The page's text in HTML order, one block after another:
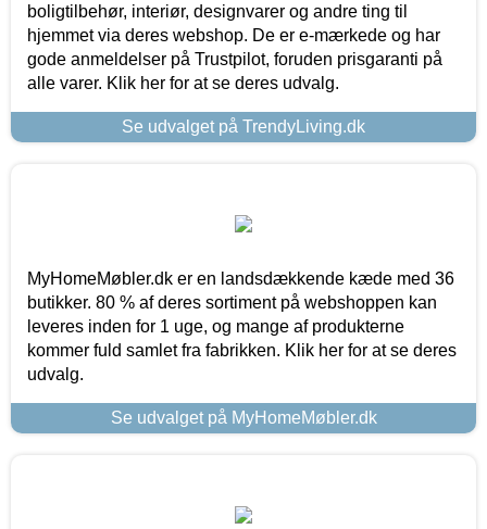
boligtilbehør, interiør, designvarer og andre ting til
hjemmet via deres webshop. De er e-mærkede og har
gode anmeldelser på Trustpilot, foruden prisgaranti på
alle varer. Klik her for at se deres udvalg.
Se udvalget på TrendyLiving.dk
MyHomeMøbler.dk er en landsdækkende kæde med 36
butikker. 80 % af deres sortiment på webshoppen kan
leveres inden for 1 uge, og mange af produkterne
kommer fuld samlet fra fabrikken. Klik her for at se deres
udvalg.
Se udvalget på MyHomeMøbler.dk